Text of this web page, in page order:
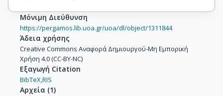
Μόνιμη Διεύθυνση
https://pergamos.lib.uoa.gr/uoa/dl/object/1311844
Άδεια χρήσης
Creative Commons Αναφορά Δημιουργού-Μη Εμπορική
Χρήση 4.0 (CC-BY-NC)
Εξαγωγή Citation
BibTeX,RIS
Αρχεία (1)